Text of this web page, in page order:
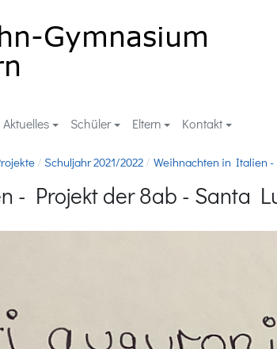
Aktuelles Schüler Eltern Kontakt
Schuljahr 2021/2022 Weihnachten in Italien
- Projekt der 8ab - Santa